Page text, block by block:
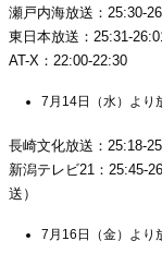
瀬戸内海放送：25:30-
東日本放送：25:31-
AT-X：22:00-22:30
7月14日（水）より
長崎文化放送：25:18-
新潟テレビ21：25:45-
送）
7月16日（金）より